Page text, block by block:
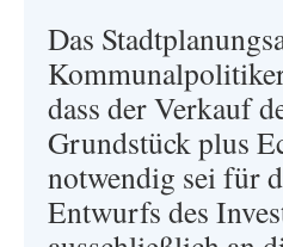
Das
dass der Verkauf
Grundstück plus
notwendig sei für
Entwurfs des